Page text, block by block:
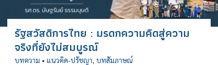
รัฐสวัสดิการไทย : มรดกความคิดสู่ความ
จริงที่ยังไม่สมบูรณ์
บทความ • แนวคิด-ปรัชญา, บทสัมภาษณ์